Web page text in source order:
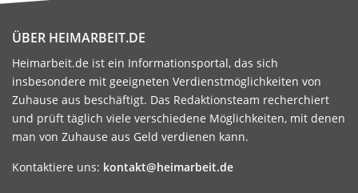
ÜBER HEIMARBEIT.DE
Heimarbeit.de ist ein Informationsportal, das sich
insbesondere mit geeigneten Verdienstmöglichkeiten von
Zuhause aus beschäftigt. Das Redaktionsteam recherchiert
und prüft täglich viele verschiedene Möglichkeiten, mit denen
man von Zuhause aus Geld verdienen kann.
Kontaktiere uns: kontakt@heimarbeit.de